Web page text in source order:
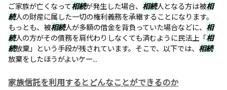
ご家族が亡くなって相続が発生した場合、 相続人となる方は被相
続人の財産に属した一切の権利義務を承継することになります。
もっとも、被相続人が多額の借金を背負っていた場合などに、 相
続人の方がその債務を肩代わりしなくても済むように民法上「相
続放棄」という手段が残されています。そこで、以下では、 相続
放棄をしたほうがよいケー...
家族信託を利用するとどんなことができるのか